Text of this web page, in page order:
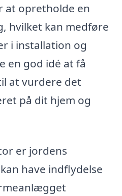
opretholde en
hvilket kan medføre
i installation og
en god idé at få
at vurdere det
på dit hjem og
er jordens
have indflydelse